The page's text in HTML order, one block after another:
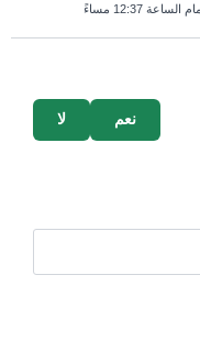
لا نعم